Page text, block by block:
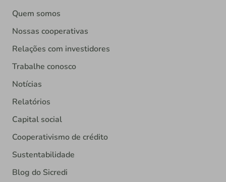
Quem somos
Nossas cooperativas
Relações com investidores
Trabalhe conosco
Notícias
Relatórios
Capital social
Cooperativismo de crédito
Sustentabilidade
Blog do Sicredi